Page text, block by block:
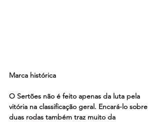
Marca histórica
O Sertões não é feito apenas da luta pela
vitória na classificação geral. Encará-lo sobre
duas rodas também traz muito da